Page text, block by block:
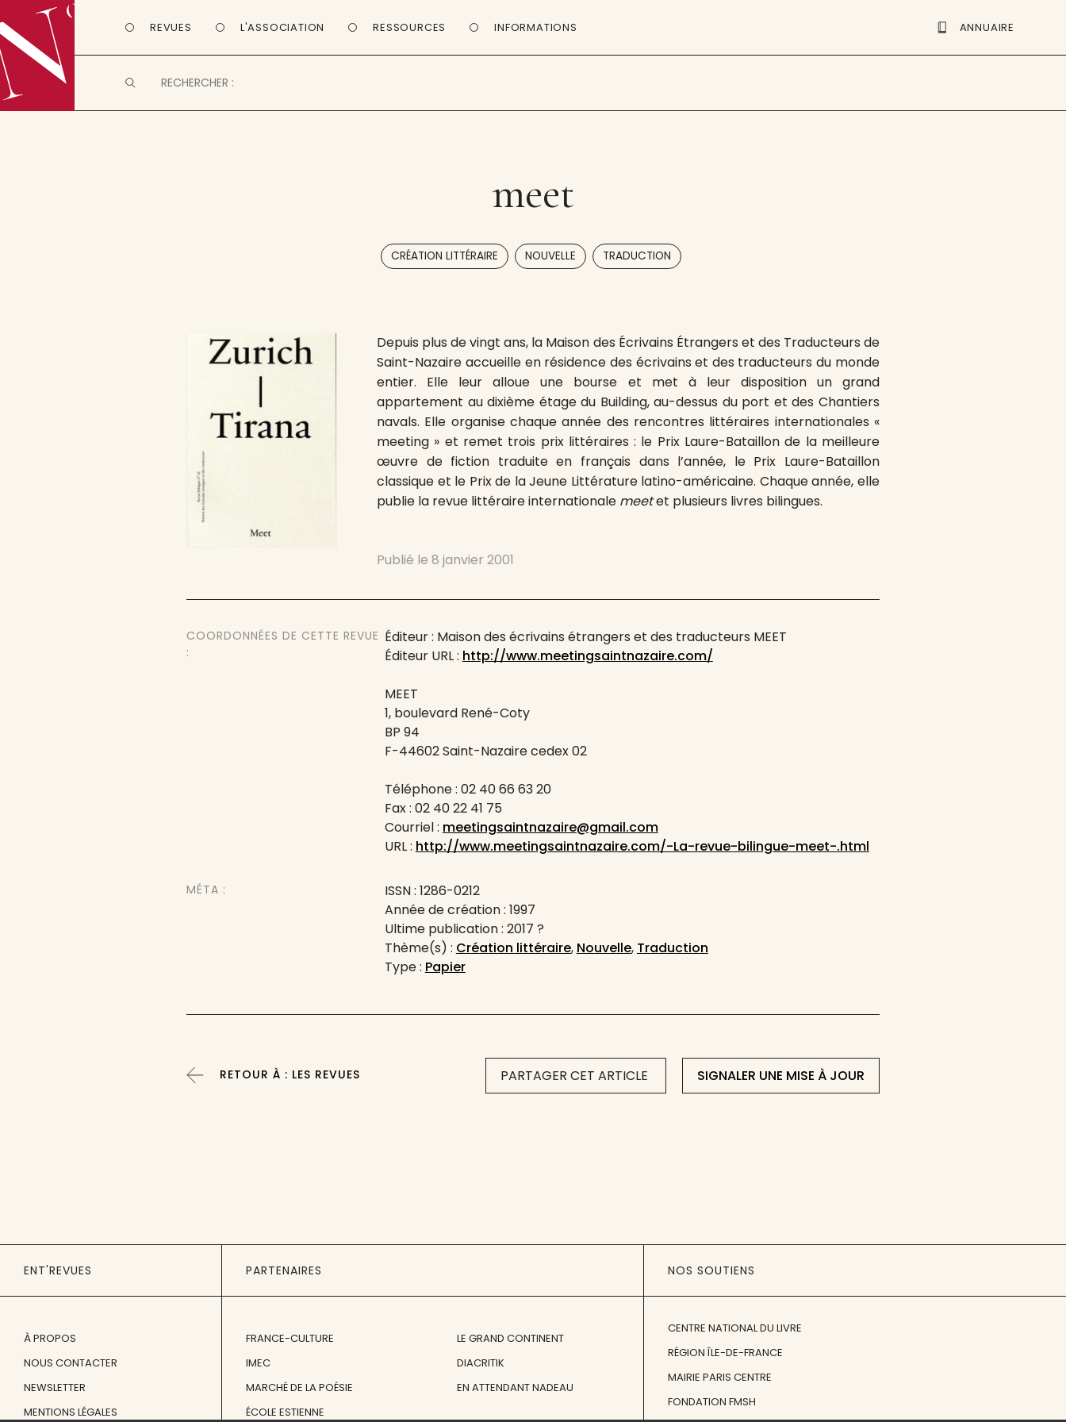
REVUES L'ASSOCIATION RESSOURCES INFORMATIONS ANNUAIRE
meet
CRÉATION LITTÉRAIRE NOUVELLE TRADUCTION
Depuis plus de vingt ans, la Maison des Écrivains Étrangers et des Traducteurs de
Saint-Nazaire accueille en résidence des écrivains et des traducteurs du monde
entier. Elle leur alloue une bourse et met à leur disposition un grand
appartement au dixième étage du Building, au-dessus du port et des Chantiers
navals. Elle organise chaque année des rencontres littéraires internationales «
meeting » et remet trois prix littéraires : le Prix Laure-Bataillon de la meilleure
œuvre de fiction traduite en français dans l’année, le Prix Laure-Bataillon
classique et le Prix de la Jeune Littérature latino-américaine. Chaque année, elle
publie la revue littéraire internationale meetet plusieurs livres bilingues.
Publié le8 janvier 2001
COORDONNÉES DE CETTE REVUE
:
Éditeur : Maison des écrivains étrangers et des traducteurs MEET
Éditeur URL : http://www.meetingsaintnazaire.com/
MEET
1, boulevard René-Coty
BP 94
F-44602 Saint-Nazaire cedex 02
Téléphone : 02 40 66 63 20
Fax : 02 40 22 41 75
Courriel : meetingsaintnazaire@gmail.com
URL : http://www.meetingsaintnazaire.com/-La-revue-bilingue-meet-.html
MÉTA :
ISSN : 1286-0212
Année de création : 1997
Ultime publication : 2017 ?
Thème(s) : Création littéraire, Nouvelle, Traduction
Type : Papier
PARTAGER CET ARTICLE SIGNALER UNE MISE À JOUR
RETOUR À : LES REVUES
ENT'REVUES
À PROPOS
NOUS CONTACTER
NEWSLETTER
MENTIONS LÉGALES
PARTENAIRES
FRANCE-CULTURE
IMEC
MARCHÉ DE LA POÉSIE
ÉCOLE ESTIENNE
LE GRAND CONTINENT
DIACRITIK
EN ATTENDANT NADEAU
NOS SOUTIENS
CENTRE NATIONAL DU LIVRE
RÉGION ÎLE-DE-FRANCE
MAIRIE PARIS CENTRE
FONDATION FMSH